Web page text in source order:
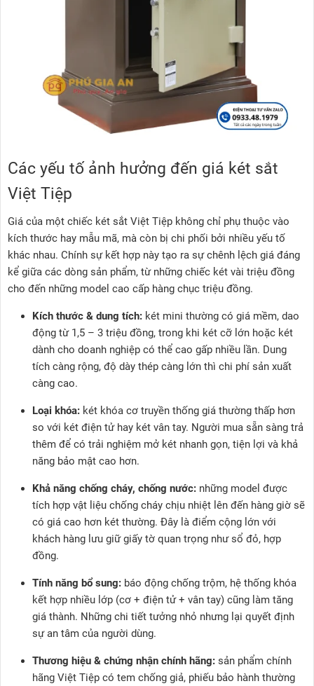
Các yếu tố ảnh hưởng đến giá két sắt
Việt Tiệp
Giá của một chiếc két sắt Việt Tiệp không chỉ phụ thuộc vào
kích thước hay mẫu mã, mà còn bị chi phối bởi nhiều yếu tố
khác nhau. Chính sự kết hợp này tạo ra sự chênh lệch giá đáng
kể giữa các dòng sản phẩm, từ những chiếc két vài triệu đồng
cho đến những model cao cấp hàng chục triệu đồng.
Kích thước & dung tích: két mini thường có giá mềm, dao
động từ 1,5 – 3 triệu đồng, trong khi két cỡ lớn hoặc két
dành cho doanh nghiệp có thể cao gấp nhiều lần. Dung
tích càng rộng, độ dày thép càng lớn thì chi phí sản xuất
càng cao.
Loại khóa: két khóa cơ truyền thống giá thường thấp hơn
so với két điện tử hay két vân tay. Người mua sẵn sàng trả
thêm để có trải nghiệm mở két nhanh gọn, tiện lợi và khả
năng bảo mật cao hơn.
Khả năng chống cháy, chống nước: những model được
tích hợp vật liệu chống cháy chịu nhiệt lên đến hàng giờ sẽ
có giá cao hơn két thường. Đây là điểm cộng lớn với
khách hàng lưu giữ giấy tờ quan trọng như sổ đỏ, hợp
đồng.
Tính năng bổ sung: báo động chống trộm, hệ thống khóa
kết hợp nhiều lớp (cơ + điện tử + vân tay) cũng làm tăng
giá thành. Những chi tiết tưởng nhỏ nhưng lại quyết định
sự an tâm của người dùng.
Thương hiệu & chứng nhận chính hãng: sản phẩm chính
hãng Việt Tiệp có tem chống giả, phiếu bảo hành thường